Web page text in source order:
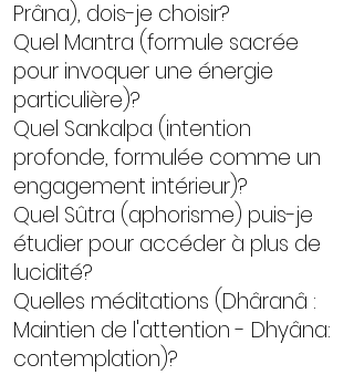
Prâna), dois-je choisir?
Quel Mantra (formule sacrée
pour invoquer une énergie
particulière)?
Quel Sankalpa (intention
profonde, formulée comme un
engagement intérieur)?
Quel Sûtra (aphorisme) puis-je
étudier pour accéder à plus de
lucidité?
Quelles méditations (Dhâranâ :
Maintien de l'attention - Dhyâna:
contemplation)?